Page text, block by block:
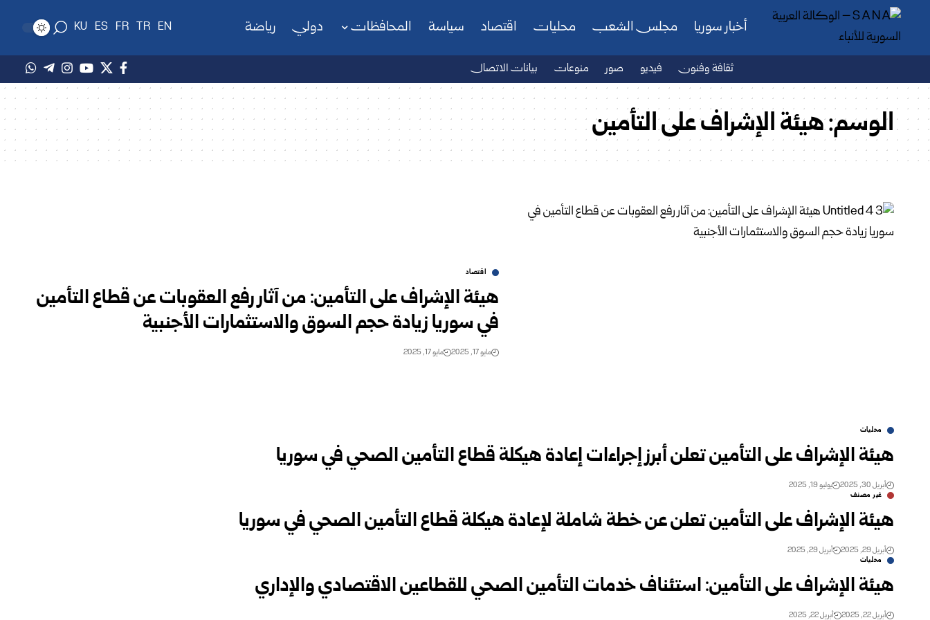
أخبار سوريا مجلس الشعب محليات اقتصاد سياسة المحافظات دولي رياضة EN
TR
FR
ES
KU
ثقافة وفنون فيديو صور منوعات بيانات الاتصال
الوسم:هيئة الإشراف على التأمين
اقتصاد
هيئة الإشراف على التأمين: من آثار رفع العقوبات عن قطاع التأمين
في سوريا زيادة حجم السوق والاستثمارات الأجنبية
مايو 17, 2025 مايو 17, 2025
محليات
هيئة الإشراف على التأمين تعلن أبرز إجراءات إعادة هيكلة قطاع ‏التأمين ‏الصحي في سوريا ‏
أبريل 30, 2025 يوليو 19, 2025
غير مصنف
هيئة الإشراف على التأمين تعلن عن خطة شاملة لإعادة هيكلة قطاع ‏التأمين ‏الصحي في سوريا ‏
أبريل 29, 2025 أبريل 29, 2025
محليات
هيئة الإشراف على التأمين: استئناف خدمات التأمين الصحي للقطاعين الاقتصادي والإداري
أبريل 22, 2025 أبريل 22, 2025